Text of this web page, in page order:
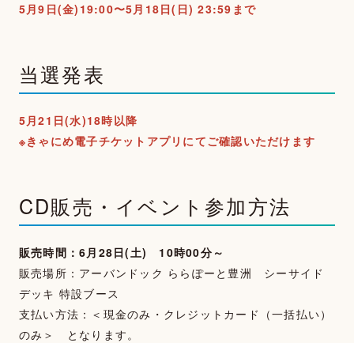
5月9日(金)19:00〜5月18日(日) 23:59まで
当選発表
5月21日(水)18時以降
※きゃにめ電子チケットアプリにてご確認いただけます
CD販売・イベント参加方法
販売時間：6月28日(土) 10時00分～
販売場所：アーバンドック ららぽーと豊洲 シーサイド
デッキ 特設ブース
支払い方法：＜現金のみ・クレジットカード（一括払い）
のみ＞ となります。